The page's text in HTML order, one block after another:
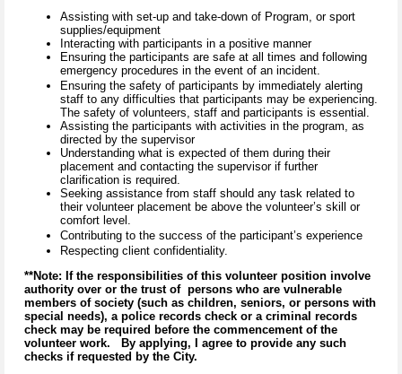
Assisting with set-up and take-down of Program, or sport
supplies/equipment
Interacting with participants in a positive manner
Ensuring the participants are safe at all times and following
emergency procedures in the event of an incident.
Ensuring the safety of participants by immediately alerting
staff to any difficulties that participants may be experiencing.
The safety of volunteers, staff and participants is essential.
Assisting the participants with activities in the program, as
directed by the supervisor
Understanding what is expected of them during their
placement and contacting the supervisor if further
clarification is required.
Seeking assistance from staff should any task related to
their volunteer placement be above the volunteer’s skill or
comfort level.
Contributing to the success of the participant’s experience
Respecting client confidentiality.
**Note: If the responsibilities of this volunteer position involve
authority over or the trust of persons who are vulnerable
members of society (such as children, seniors, or persons with
special needs), a police records check or a criminal records
check may be required before the commencement of the
volunteer work. By applying, I agree to provide any such
checks if requested by the City.